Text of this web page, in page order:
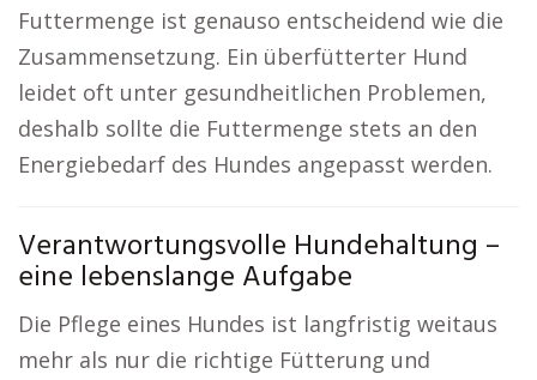
Futtermenge ist genauso entscheidend wie die
Zusammensetzung. Ein überfütterter Hund
leidet oft unter gesundheitlichen Problemen,
deshalb sollte die Futtermenge stets an den
Energiebedarf des Hundes angepasst werden.
Verantwortungsvolle Hundehaltung –
eine lebenslange Aufgabe
Die Pflege eines Hundes ist langfristig weitaus
mehr als nur die richtige Fütterung und